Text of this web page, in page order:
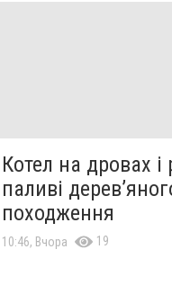
Котел на дровах і
паливі
походження
10:46, Вчора 19